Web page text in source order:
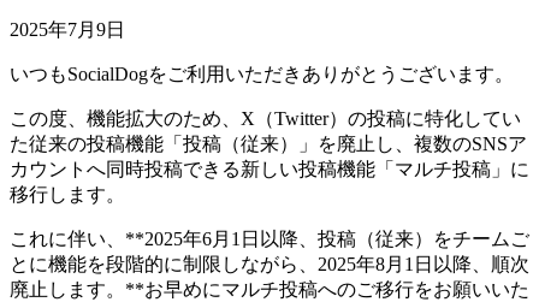
2025年7月9日
いつもSocialDogをご利用いただきありがとうございます。
この度、機能拡大のため、X（Twitter）の投稿に特化してい
た従来の投稿機能「投稿（従来）」を廃止し、複数のSNSア
カウントへ同時投稿できる新しい投稿機能「マルチ投稿」に
移行します。
これに伴い、**2025年6月1日以降、投稿（従来）をチームご
とに機能を段階的に制限しながら、2025年8月1日以降、順次
廃止します。**お早めにマルチ投稿へのご移行をお願いいた